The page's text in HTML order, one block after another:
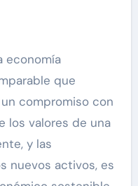
economía
que
compromiso con
los valores de una
y las
nuevos activos, es